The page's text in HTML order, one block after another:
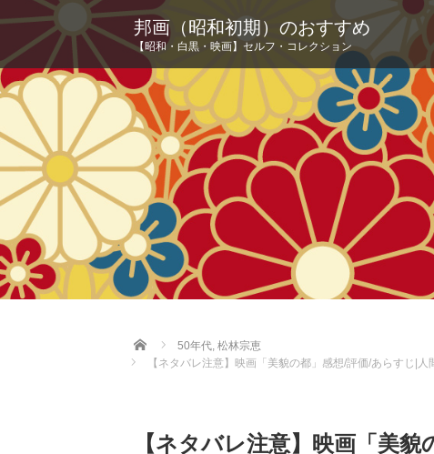
邦画（昭和初期）のおすすめ
【昭和・白黒・映画】セルフ・コレクション
Home 50年代, 松林宗恵
【ネタバレ注意】映画「美貌の都」感想/評価/あらすじ|
【ネタバレ注意】映画「美貌